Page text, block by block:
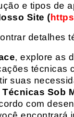
e tipos de
Site (
detalhes
, explore as
técnicas
suas
Técnicas Sob
com